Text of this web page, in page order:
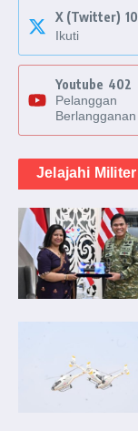
X (Twitter) 10
Ikuti
Youtube 402
Pelanggan
Berlangganan
Jelajahi Militer